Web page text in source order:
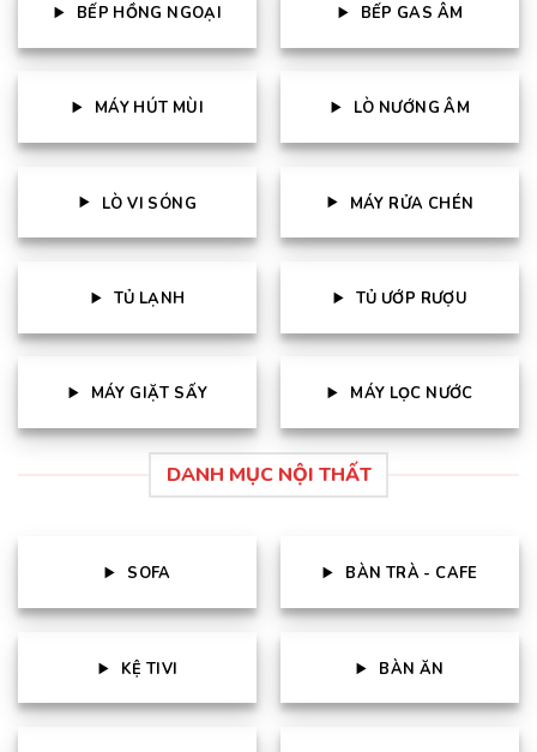
BẾP HỒNG NGOẠI BẾP GAS ÂM
MÁY HÚT MÙI LÒ NƯỚNG ÂM
LÒ VI SÓNG MÁY RỬA CHÉN
TỦ LẠNH TỦ ƯỚP RƯỢU
MÁY GIẶT SẤY MÁY LỌC NƯỚC
DANH MỤC NỘI THẤT
SOFA BÀN TRÀ - CAFE
KỆ TIVI BÀN ĂN